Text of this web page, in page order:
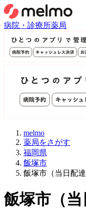
病院・診療所薬局
melmo
薬局をさがす
福岡県
飯塚市
飯塚市（当日配
飯塚市 （